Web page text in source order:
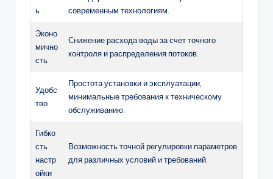
ь
современным технологиям.
Эконо
мично
сть
Снижение расхода воды за счет точного
контроля и распределения потоков.
Удобс
тво
Простота установки и эксплуатации,
минимальные требования к техническому
обслуживанию.
Гибко
сть
настр
ойки
Возможность точной регулировки параметров
для различных условий и требований.